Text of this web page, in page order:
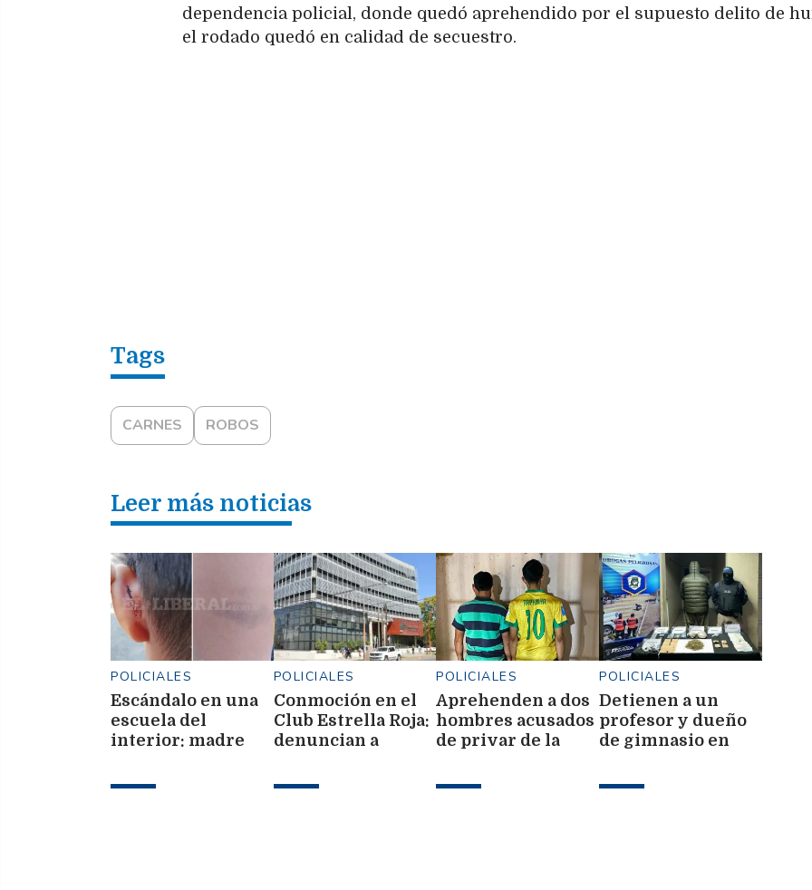
dependencia policial, donde quedó aprehendido por el supuesto delito de
el rodado quedó en calidad de secuestro.
CARNES ROBOS
Leer más noticias
POLICIALES
Escándalo en una
escuela del
interior: madre
docente por
POLICIALES
Conmoción en el
Club Estrella Roja:
denuncian a
abuso sexual y
POLICIALES
Aprehenden a dos
hombres acusados
de privar de la
menor de 13 años
POLICIALES
Detienen a un
profesor y dueño
de gimnasio en
marihuana y casi